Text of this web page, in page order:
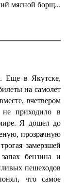
мясной борщ...
Еще в Якутске,
на самолет
вчетвером
приходило в
Я дошел до
прозрачную
замерзшей
бензина и
пешеходов
что самое